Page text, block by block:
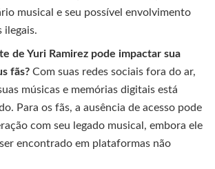
musical e seu possível envolvimento
ilegais.
de Yuri Ramirez pode impactar sua
fãs? Com suas redes sociais fora do ar,
músicas e memórias digitais está
Para os fãs, a ausência de acesso pode
com seu legado musical, embora ele
encontrado em plataformas não